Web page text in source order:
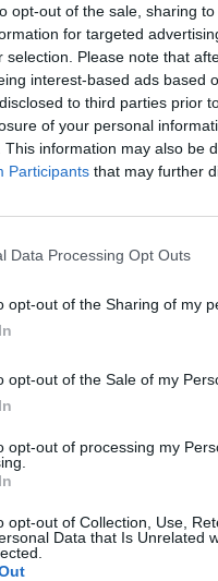
opt-out of the sale, sharing
for targeted
selection. Please note that
interest-based ads based
to third parties prior
of your personal
This information may also be
Participants that may further
Data Processing Opt Outs
opt-out of the Sharing of my
opt-out of the Sale of my
opt-out of processing my
opt-out of Collection, Use,
Data that Is Unrelated
bästa ögonblicket
bekantskaper,